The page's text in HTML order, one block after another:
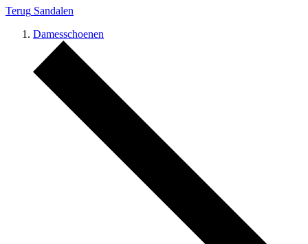
Terug Sandalen
Damesschoenen